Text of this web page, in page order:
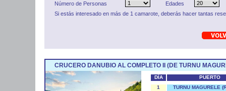
Número de Personas
Edades
Si estás interesado en más de 1 camarote, deberás hacer tantas
CRUCERO DANUBIO AL COMPLETO II (DE TURNU
DÍA
PUERTO
1
TURNU MAGURELE